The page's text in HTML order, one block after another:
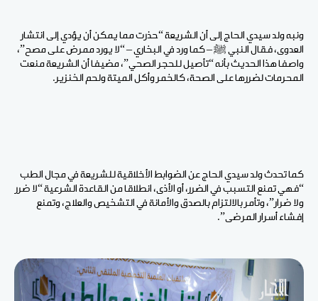
ونبه ولد سيدي الحاج إلى أن الشريعة “حذرت مما يمكن أن يؤدي إلى انتشار
العدوى، فقال النبي ﷺ – كما ورد في البخاري – “لا يورد ممرض على مصح”،
واصفا هذا الحديث بأنه “تأصيل للحجر الصحي”، مضيفا أن الشريعة منعت
المحرمات لضررها على الصحة، كالخمر وأكل الميتة ولحم الخنزير.
كما تحدث ولد سيدي الحاج عن الضوابط الأخلاقية للشريعة في مجال الطب
“فهي تمنع التسبب في الضرر، أو الأذى، انطلاقا من القاعدة الشرعية “لا ضرر
ولا ضرار”، وتأمر بالالتزام بالصدق والأمانة في التشخيص والعلاج، وتمنع
إفشاء أسرار المرضى”.